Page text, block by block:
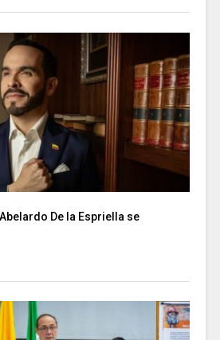
De la Espriella se